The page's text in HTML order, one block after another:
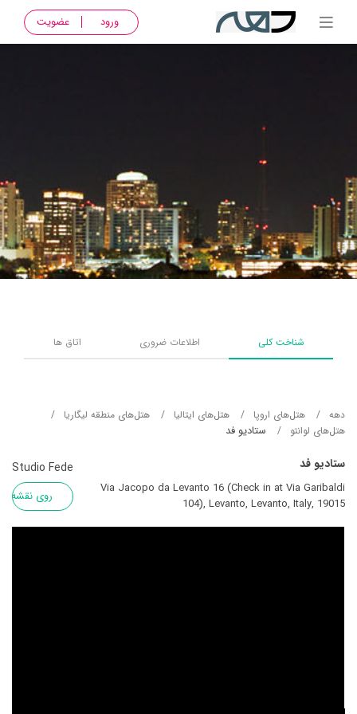
ورود عضویت
شناخت کلی اطلاعات ضروری اتاق ها
دهه هتل‌های اروپا هتل‌های ایتالیا
هتل‌های منطقه لیگاریا
هتل‌های لوانتو
ستادیو فد
ستادیو فد Studio Fede
Via Jacopo da Levanto 16 (Check in at Via Garibaldi
104), Levanto, Levanto, Italy, 19015
روی نقشه